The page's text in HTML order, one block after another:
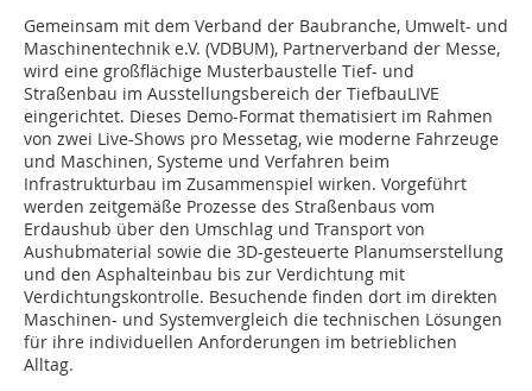
Gemeinsam mit dem Verband der Baubranche, Umwelt- und
Maschinentechnik e.V. (VDBUM), Partnerverband der Messe,
wird eine großflächige Musterbaustelle Tief- und
Straßenbau im Ausstellungsbereich der TiefbauLIVE
eingerichtet. Dieses Demo-Format thematisiert im Rahmen
von zwei Live-Shows pro Messetag, wie moderne Fahrzeuge
und Maschinen, Systeme und Verfahren beim
Infrastrukturbau im Zusammenspiel wirken. Vorgeführt
werden zeitgemäße Prozesse des Straßenbaus vom
Erdaushub über den Umschlag und Transport von
Aushubmaterial sowie die 3D-gesteuerte Planumserstellung
und den Asphalteinbau bis zur Verdichtung mit
Verdichtungskontrolle. Besuchende finden dort im direkten
Maschinen- und Systemvergleich die technischen Lösungen
für ihre individuellen Anforderungen im betrieblichen
Alltag.